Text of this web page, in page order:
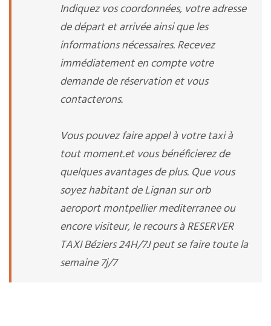
Indiquez vos coordonnées, votre adresse
de départ et arrivée ainsi que les
informations nécessaires. Recevez
immédiatement en compte votre
demande de réservation et vous
contacterons.
Vous pouvez faire appel à votre taxi à
tout moment.et vous bénéficierez de
quelques avantages de plus. Que vous
soyez habitant de Lignan sur orb
aeroport montpellier mediterranee ou
encore visiteur, le recours à RESERVER
TAXI Béziers 24H/7J peut se faire toute la
semaine 7j/7